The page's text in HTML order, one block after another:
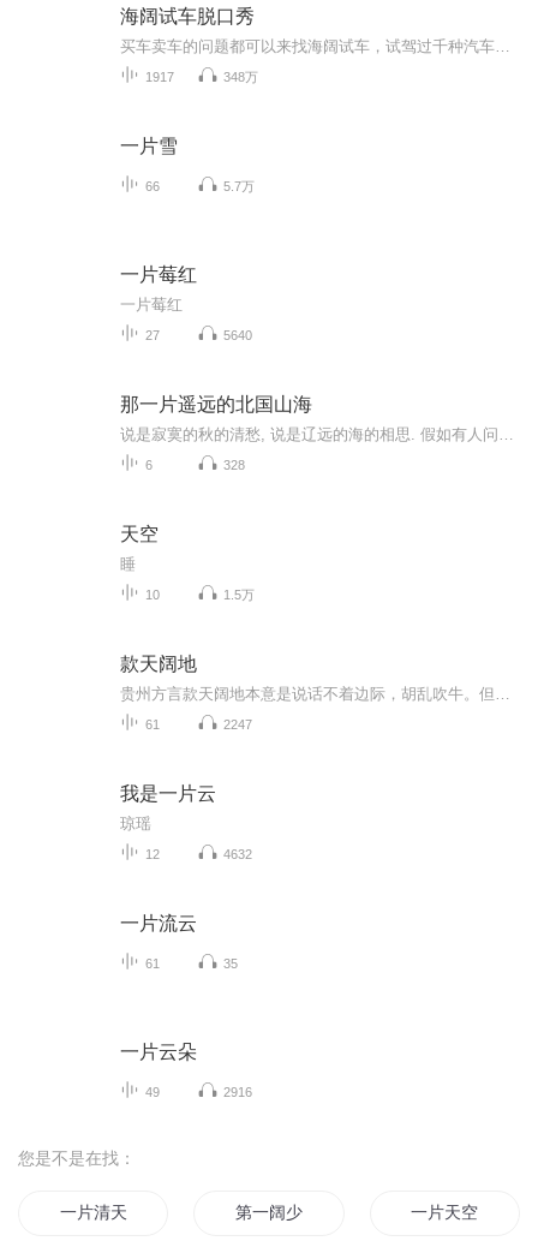
海阔试车脱口秀
1917 348万
一片雪
66 5.7万
一片莓红
一片莓红
27 5640
那一片遥远的北国山海
6 328
天空
睡
10 1.5万
款天阔地
61 2247
我是一片云
琼瑶
12 4632
一片流云
61 35
一片云朵
49 2916
您是不是在找：
一片清天 第一阔少 一片天空